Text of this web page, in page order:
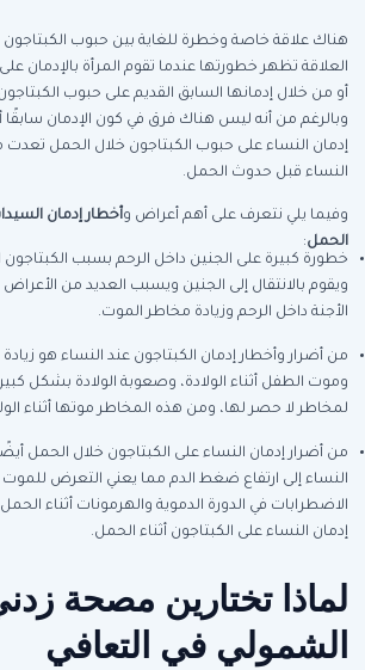
هناك علاقة خاصة وخطرة للغاية بين حبوب
العلاقة تظهر خطورتها عندما تقوم المرأة بالإدمان
أو من خلال إدمانها السابق القديم على حبوب
وبالرغم من أنه ليس هناك فرق في كون الإدمان سابقًا أو
إدمان النساء على حبوب الكبتاجون خلال الحمل
النساء قبل حدوث الحمل.
وفيما يلي نتعرف على أهم أعراض وأخطار إدمان
الحمل:
خطورة كبيرة على الجنين داخل الرحم بسبب الكبتاجون
ويقوم بالانتقال إلى الجنين ويسبب العديد من
الأجنة داخل الرحم وزيادة مخاطر الموت.
من أضرار وأخطار إدمان الكبتاجون عند النساء هو زيادة
وموت الطفل أثناء الولادة، وصعوبة الولادة بشكل
لمخاطر لا حصر لها، ومن هذه المخاطر موتها أثناء
من أضرار إدمان النساء على الكبتاجون خلال الحمل
النساء إلى ارتفاع ضغط الدم مما يعني التعرض
الاضطرابات في الدورة الدموية والهرمونات أثناء
إدمان النساء على الكبتاجون أثناء الحمل.
لماذا تختارين مصحة
الشمولي في التعافي